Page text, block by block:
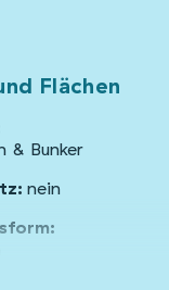
Flächen
& Bunker
nein